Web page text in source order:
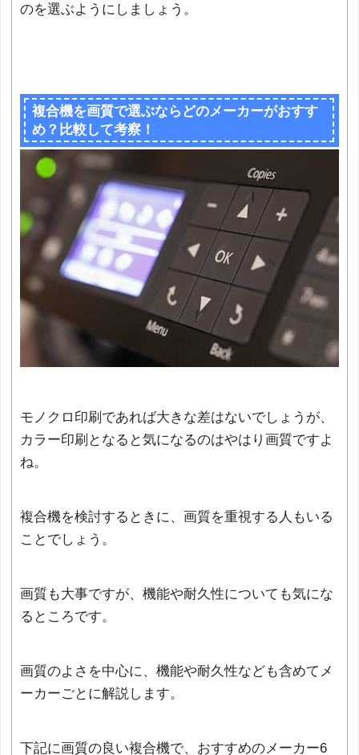
のを選ぶようにしましょう。
複合機を画質で選ぶならどのメーカーがおすす
め？比較して考察！
モノクロ印刷であれば大きな差はないでしょうが、
カラー印刷となると気になるのはやはり画質ですよ
ね。
複合機を検討するときに、画質を重視する人もいる
ことでしょう。
画質も大事ですが、機能や耐久性についても気にな
るところです。
画質のよさを中心に、機能や耐久性なども含めてメ
ーカーごとに解説します。
下記に画質の良い複合機で、おすすめのメーカー6